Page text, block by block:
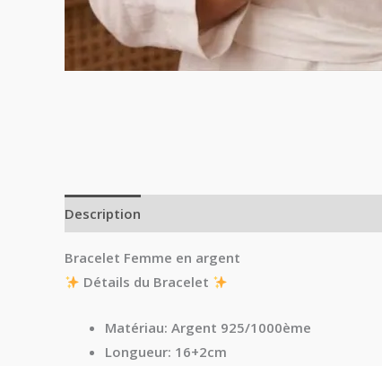
Description
Bracelet Femme en argent
Détails du Bracelet
Matériau: Argent 925/1000ème
Longueur: 16+2cm